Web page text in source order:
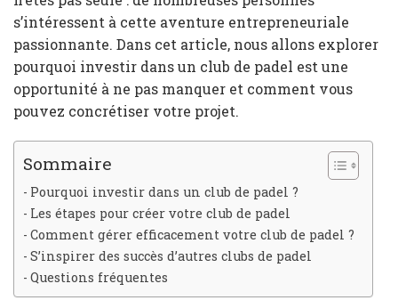
s’intéressent à cette aventure entrepreneuriale
passionnante. Dans cet article, nous allons explorer
pourquoi investir dans un club de padel est une
opportunité à ne pas manquer et comment vous
pouvez concrétiser votre projet.
Sommaire
Pourquoi investir dans un club de padel ?
Les étapes pour créer votre club de padel
Comment gérer efficacement votre club de padel ?
S’inspirer des succès d’autres clubs de padel
Questions fréquentes